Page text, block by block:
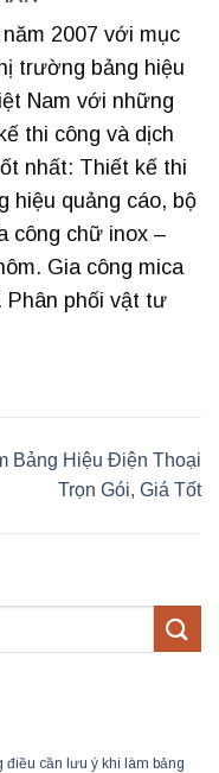
2007 với mục
trường bảng hiệu
Nam với những
thi công và dịch
nhất: Thiết kế thi
hiệu quảng cáo, bộ
công chữ inox –
Gia công mica
Phân phối vật tư
Bảng Hiệu Điện Thoại
Trọn Gói, Giá Tốt
điều cần lưu ý khi làm bảng